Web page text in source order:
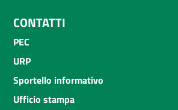
CONTATTI
PEC
URP
Sportello informativo
Ufficio stampa